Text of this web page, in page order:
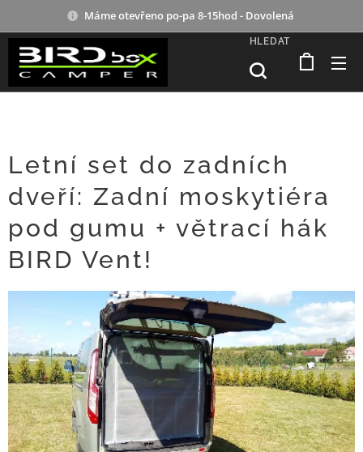
Máme otevřeno po-pa 8-15hod - Dovolená
HLEDAT
Letní set do zadních
dveří: Zadní moskytiéra
pod gumu + větrací hák
BIRD Vent! 🛠️🦟🔒